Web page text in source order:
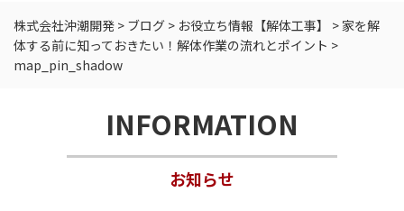
株式会社沖潮開発 > ブログ > お役立ち情報【解体工事】 >家を解
体する前に知っておきたい！解体作業の流れとポイント >
map_pin_shadow
INFORMATION
お知らせ